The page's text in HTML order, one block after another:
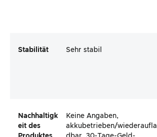
Stabilität Sehr stabil
Nachhaltigk
eit des
Keine Angaben,
akkubetrieben/wiederaufla